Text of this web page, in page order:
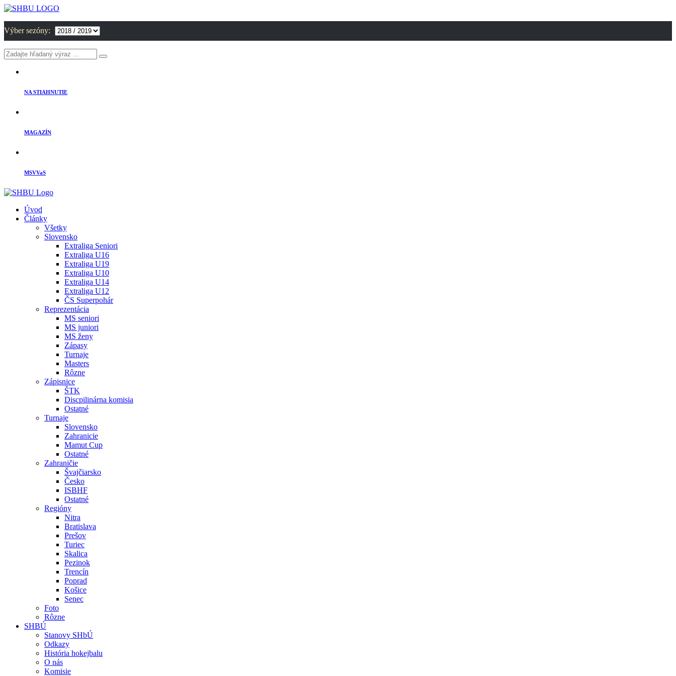
Výber sezóny:
NA STIAHNUTIE
MAGAZÍN
MSVVaS
Úvod
Články
Všetky
Slovensko
Extraliga Seniori
Extraliga U16
Extraliga U19
Extraliga U10
Extraliga U14
Extraliga U12
ČS Superpohár
Reprezentácia
MS seniori
MS juniori
MS ženy
Zápasy
Turnaje
Masters
Rôzne
Zápisnice
ŠTK
Discpilinárna komisia
Ostatné
Turnaje
Slovensko
Zahranicie
Mamut Cup
Ostatné
Zahraničie
Švajčiarsko
Česko
ISBHF
Ostatné
Regióny
Nitra
Bratislava
Prešov
Turiec
Skalica
Pezinok
Trencín
Poprad
Košice
Senec
Foto
Rôzne
SHBÚ
Stanovy SHbÚ
Odkazy
História hokejbalu
O nás
Komisie